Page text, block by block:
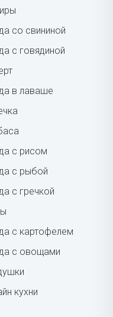
со свининой
с говядиной
в лаваше
с рисом
с рыбой
с гречкой
с картофелем
с овощами
кухни